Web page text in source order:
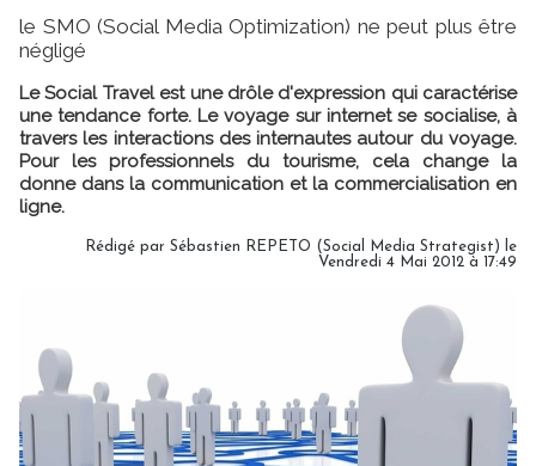
le SMO (Social Media Optimization) ne peut plus être
négligé
Le Social Travel est une drôle d'expression qui caractérise
une tendance forte. Le voyage sur internet se socialise, à
travers les interactions des internautes autour du voyage.
Pour les professionnels du tourisme, cela change la
donne dans la communication et la commercialisation en
ligne.
Rédigé par Sébastien REPETO (Social Media Strategist) le
Vendredi 4 Mai 2012 à 17:49